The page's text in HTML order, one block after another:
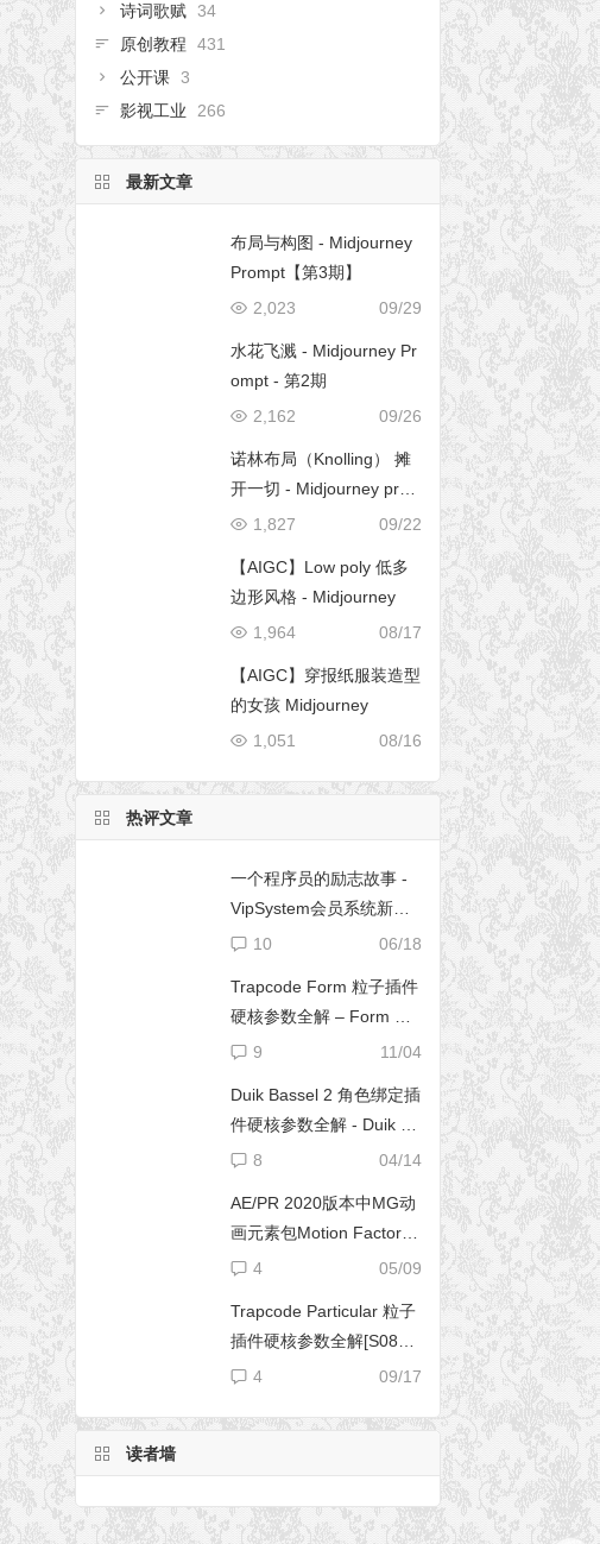
诗词歌赋 34
原创教程
431
公开课 3
影视工业
266
最新文章
布局与构图 - Midjourney
Prompt【第3期】
09/29
2,023
水花飞溅 - Midjourney Pr
ompt - 第2期
09/26
2,162
诺林布局（Knolling） 摊
开一切 - Midjourney pro
mpt
09/22
1,827
【AIGC】Low poly 低多
边形风格 - Midjourney
08/17
1,964
【AIGC】穿报纸服装造型
的女孩 Midjourney
08/16
1,051
热评文章
一个程序员的励志故事 -
VipSystem会员系统新版
开发
06/18
10
Trapcode Form 粒子插件
硬核参数全解 – Form 完
全使用手册
11/04
9
Duik Bassel 2 角色绑定插
件硬核参数全解 - Duik 16
完全使用手册
04/14
8
AE/PR 2020版本中MG动
画元素包Motion Factory
脚本无法导入文件夹05/09
4
Trapcode Particular 粒子
插件硬核参数全解[S08E0
2] – 阴影设置（Shadowle
09/17
4
读者墙